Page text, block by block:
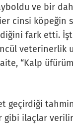
ve bir
cinsi
fark etti.
veterinerlik
“Kalp
geçirdiği
ilaçlar